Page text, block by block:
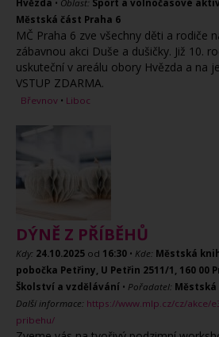
Hvězda • Oblast: Sport a volnočasové
Městská část Praha 6
MČ Praha 6 zve všechny děti a rodiče
zábavnou akci Duše a dušičky. Již 10.
uskuteční v areálu obory Hvězda a na
VSTUP ZDARMA.
Břevnov • Liboc
DÝNĚ Z PŘÍBĚHŮ
Kdy: 24.10.2025 od 16:30 • Kde: Městská
pobočka Petřiny, U Petřin 2511/1, 160 00
Školství a vzdělávání • Pořadatel:
Další informace: https://www.mlp.cz/cz/akce/
pribehu/